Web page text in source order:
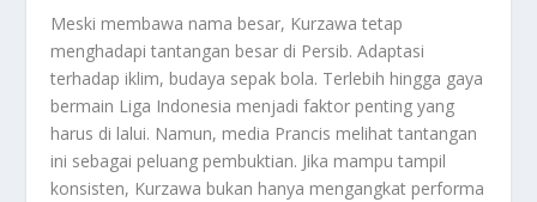
Meski membawa nama besar, Kurzawa tetap
menghadapi tantangan besar di Persib. Adaptasi
terhadap iklim, budaya sepak bola. Terlebih hingga gaya
bermain Liga Indonesia menjadi faktor penting yang
harus di lalui. Namun, media Prancis melihat tantangan
ini sebagai peluang pembuktian. Jika mampu tampil
konsisten, Kurzawa bukan hanya mengangkat performa